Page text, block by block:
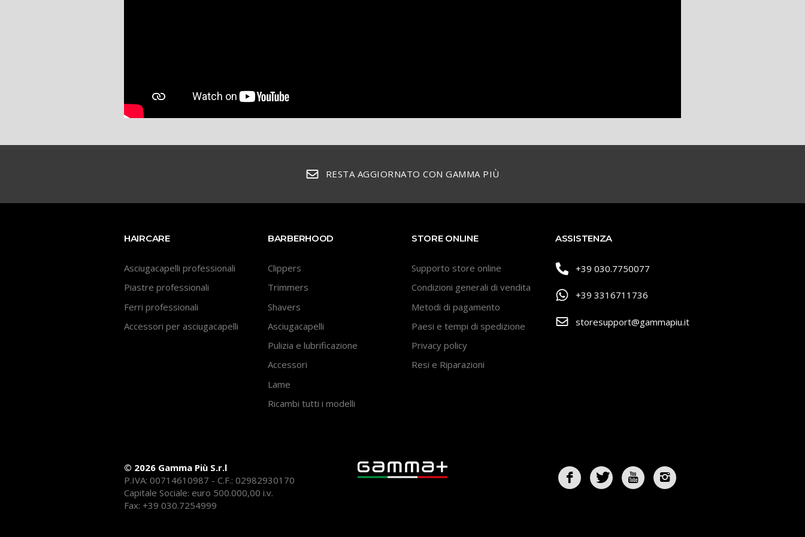
RESTA AGGIORNATO CON GAMMA PIÙ
HAIRCARE
Asciugacapelli professionali
Piastre professionali
Ferri professionali
Accessori per asciugacapelli
BARBERHOOD
Clippers
Trimmers
Shavers
Asciugacapelli
Pulizia e lubrificazione
Accessori
Lame
Ricambi tutti i modelli
STORE ONLINE
Supporto store online
Condizioni generali di vendita
Metodi di pagamento
Paesi e tempi di spedizione
Privacy policy
Resi e Riparazioni
ASSISTENZA
+39 030.7750077
+39 3316711736
storesupport@gammapiu.it
© 2026 Gamma Più S.r.l
P.IVA: 00714610987 - C.F.: 02982930170
Capitale Sociale: euro 500.000,00 i.v.
Fax: +39 030.7254999